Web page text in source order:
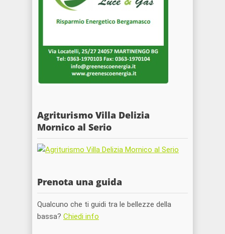
Agriturismo Villa Delizia
Mornico al Serio
Prenota una guida
Qualcuno che ti guidi tra le bellezze della
bassa? Chiedi info